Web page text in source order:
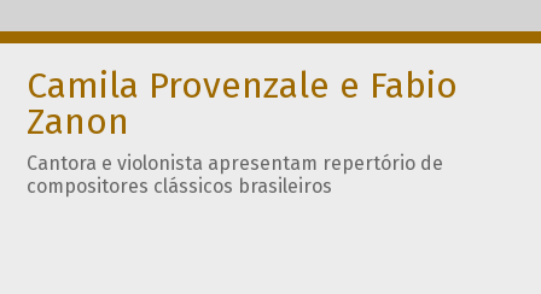
Camila Provenzale e Fabio
Zanon
Cantora e violonista apresentam repertório de
compositores clássicos brasileiros